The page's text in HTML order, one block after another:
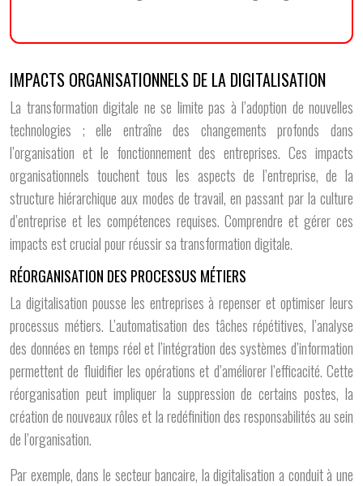
IMPACTS ORGANISATIONNELS DE LA DIGITALISATION
La transformation digitale ne se limite pas à l’adoption de nouvelles
technologies ; elle entraîne des changements profonds dans
l’organisation et le fonctionnement des entreprises. Ces impacts
organisationnels touchent tous les aspects de l’entreprise, de la
structure hiérarchique aux modes de travail, en passant par la culture
d’entreprise et les compétences requises. Comprendre et gérer ces
impacts est crucial pour réussir sa transformation digitale.
RÉORGANISATION DES PROCESSUS MÉTIERS
La digitalisation pousse les entreprises à repenser et optimiser leurs
processus métiers. L’automatisation des tâches répétitives, l’analyse
des données en temps réel et l’intégration des systèmes d’information
permettent de fluidifier les opérations et d’améliorer l’efficacité. Cette
réorganisation peut impliquer la suppression de certains postes, la
création de nouveaux rôles et la redéfinition des responsabilités au sein
de l’organisation.
Par exemple, dans le secteur bancaire, la digitalisation a conduit à une